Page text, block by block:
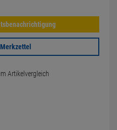
Artikelvergleich